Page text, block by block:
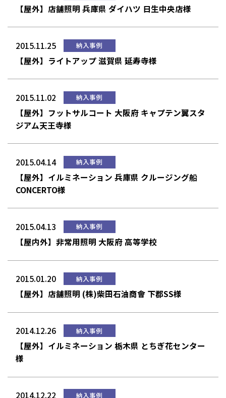
【屋外】店舗照明 兵庫県 ダイハツ 日生中央店様
2015.11.25 納入事例
【屋外】ライトアップ 滋賀県 延寿寺様
2015.11.02 納入事例
【屋外】フットサルコート 大阪府 キャプテン翼スタ
ジアム天王寺様
2015.04.14 納入事例
【屋外】イルミネーション 兵庫県 クルージング船
CONCERTO様
2015.04.13 納入事例
【屋内外】非常用照明 大阪府 高等学校
2015.01.20 納入事例
【屋外】店舗照明 (株)柴田石油商會 下郡SS様
2014.12.26 納入事例
【屋外】イルミネーション 栃木県 とちぎ花センター
様
2014.12.22 納入事例